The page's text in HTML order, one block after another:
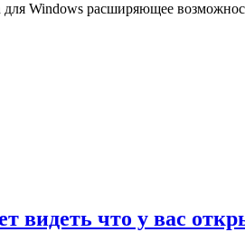
Windows расширяющее
видеть что у вас